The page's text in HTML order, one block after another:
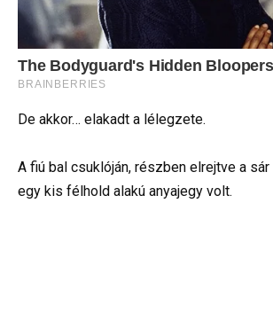
De akkor… elakadt a lélegzete.
A fiú bal csuklóján, részben elrejtve a
egy kis félhold alakú anyajegy volt.